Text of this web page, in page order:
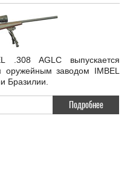
.308 AGLC выпускается
оружейным заводом IMBEL
Бразилии.
Подробнее